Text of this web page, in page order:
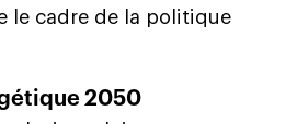
le cadre de la politique
2050